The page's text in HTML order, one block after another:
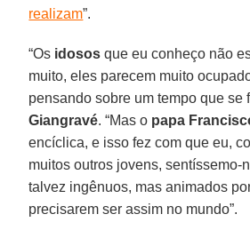
realizam”.
“Os idosos que eu conheço não
muito, eles parecem muito
pensando sobre um tempo que se
Giangravé. “Mas o papa
encíclica, e isso fez com que eu,
muitos outros jovens, sentíssemo-
talvez ingênuos, mas animados
precisarem ser assim no mundo”.